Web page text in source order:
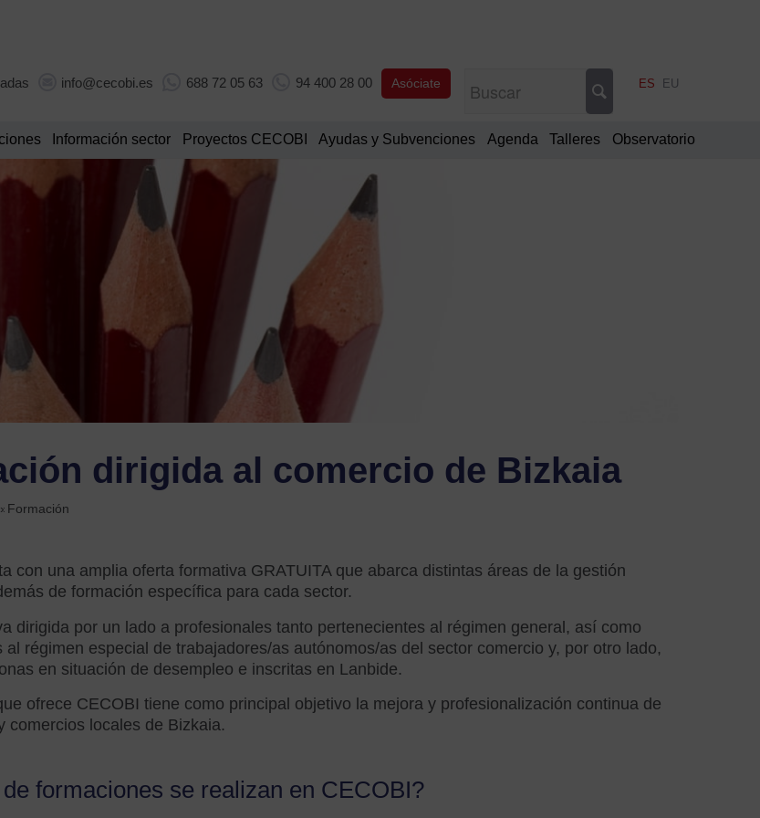
ES EU
Asóciate
94 400 28 00
688 72 05 63
info@cecobi.es
Información sector Proyectos CECOBI Ayudas y Subvenciones Agenda Talleres Observatorio
dirigida al comercio de Bizkaia
» Formación
con una amplia oferta formativa GRATUITA que abarca distintas áreas de la gestión
de formación específica para cada sector.
dirigida por un lado a profesionales tanto pertenecientes al régimen general, así como
al régimen especial de trabajadores/as autónomos/as del sector comercio y, por otro lado,
en situación de desempleo e inscritas en Lanbide.
ofrece CECOBI tiene como principal objetivo la mejora y profesionalización continua de
comercios locales de Bizkaia.
formaciones se realizan en CECOBI?